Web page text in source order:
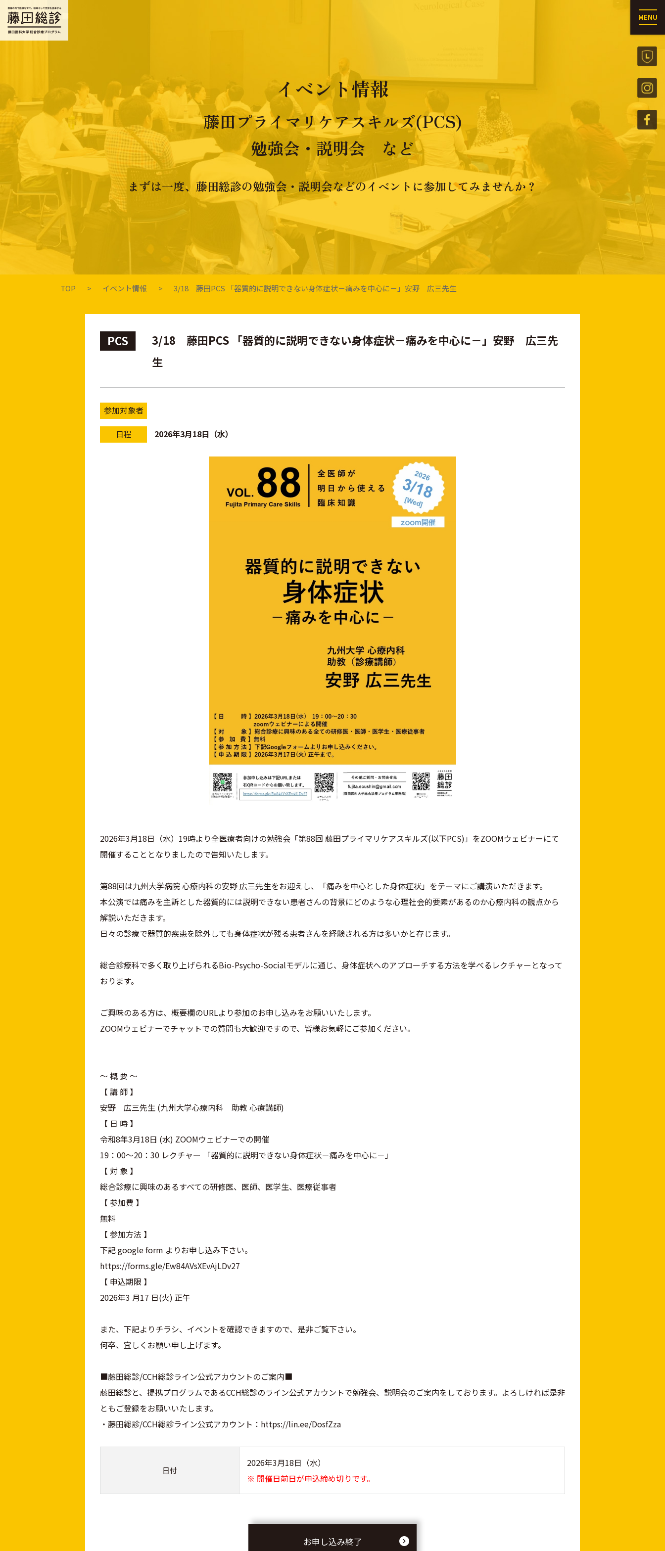
MENU
イベント情報
藤田プライマリケアスキルズ(PCS)
勉強会・説明会 など
まずは一度、藤田総診の勉強会・説明会などのイベントに参加してみませんか？
TOP イベント情報 3/18 藤田PCS 「器質的に説明できない身体症状－痛みを中心に－」安野 広三先生
PCS
3/18 藤田PCS 「器質的に説明できない身体症状－痛みを中心に－」安野 広三先
生
参加対象者
日程
2026年3月18日（水）
2026年3月18日（水）19時より全医療者向けの勉強会「第88回 藤田プライマリケアスキルズ(以下PCS)」をZOOMウェビナーにて
開催することとなりましたので告知いたします。
第88回は九州大学病院 心療内科の安野 広三先生をお迎えし、「痛みを中心とした身体症状」をテーマにご講演いただきます。
本公演では痛みを主訴とした器質的には説明できない患者さんの背景にどのような心理社会的要素があるのか心療内科の観点から
解説いただきます。
日々の診療で器質的疾患を除外しても身体症状が残る患者さんを経験される方は多いかと存じます。
総合診療科で多く取り上げられるBio-Psycho-Socialモデルに通じ、身体症状へのアプローチする方法を学べるレクチャーとなって
おります。
ご興味のある方は、概要欄のURLより参加のお申し込みをお願いいたします。
ZOOMウェビナーでチャットでの質問も大歓迎ですので、皆様お気軽にご参加ください。
〜 概 要 〜
【 講 師 】
安野 広三先生 (九州大学心療内科 助教 心療講師)
【 日 時 】
令和8年3月18日 (水) ZOOMウェビナーでの開催
19：00～20：30 レクチャー 「器質的に説明できない身体症状－痛みを中心に－」
【 対 象 】
総合診療に興味のあるすべての研修医、医師、医学生、医療従事者
【 参加費 】
無料
【 参加方法 】
下記 google form よりお申し込み下さい。
https://forms.gle/Ew84AVsXEvAjLDv27
【 申込期限 】
2026年3 月17 日(火) 正午
また、下記よりチラシ、イベントを確認できますので、是非ご覧下さい。
何卒、宜しくお願い申し上げます。
■藤田総診/CCH総診ライン公式アカウントのご案内■
藤田総診と、提携プログラムであるCCH総診のライン公式アカウントで勉強会、説明会のご案内をしております。よろしければ是非
ともご登録をお願いいたします。
・藤田総診/CCH総診ライン公式アカウント：https://lin.ee/DosfZza
日付
2026年3月18日（水）
※ 開催日前日が申込締め切りです。
お申し込み終了